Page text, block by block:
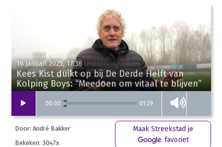
00:00 01:29
16 januari 2025, 17:38
Kees Kist duikt op bij De Derde Helft van
Kolping Boys: “Meedoen om vitaal te blijven”
Door: André Bakker
Bekeken: 3047x
Maak Streekstad je
favoriet